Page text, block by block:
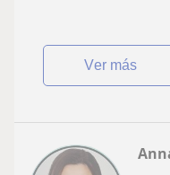
ver más